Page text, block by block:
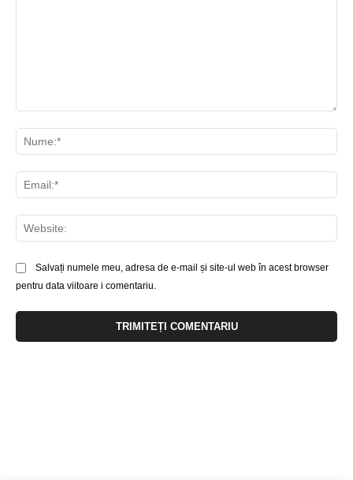
Salvați numele meu, adresa de e-mail și site-ul web în acest browser
pentru data viitoare i comentariu.